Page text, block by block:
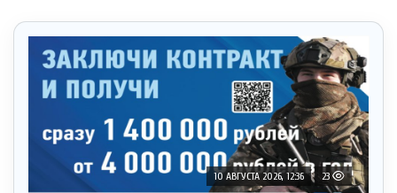
10 АВГУСТА 2026, 12:36 23